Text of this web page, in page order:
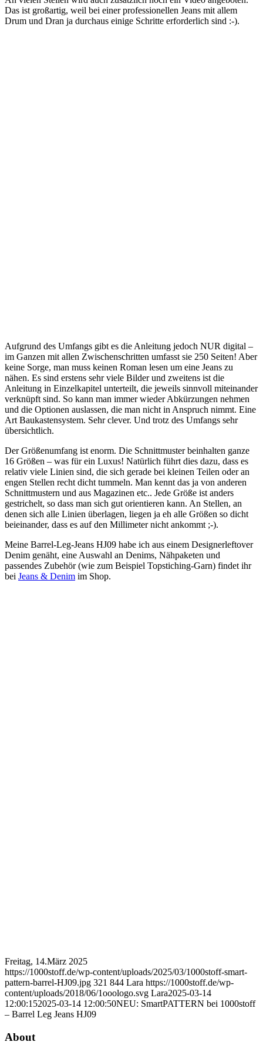
Das ist großartig, weil bei einer professionellen Jeans mit allem
Drum und Dran ja durchaus einige Schritte erforderlich sind :-).
Aufgrund des Umfangs gibt es die Anleitung jedoch NUR digital –
im Ganzen mit allen Zwischenschritten umfasst sie 250 Seiten! Aber
keine Sorge, man muss keinen Roman lesen um eine Jeans zu
nähen. Es sind erstens sehr viele Bilder und zweitens ist die
Anleitung in Einzelkapitel unterteilt, die jeweils sinnvoll miteinander
verknüpft sind. So kann man immer wieder Abkürzungen nehmen
und die Optionen auslassen, die man nicht in Anspruch nimmt. Eine
Art Baukastensystem. Sehr clever. Und trotz des Umfangs sehr
übersichtlich.
Der Größenumfang ist enorm. Die Schnittmuster beinhalten ganze
16 Größen – was für ein Luxus! Natürlich führt dies dazu, dass es
relativ viele Linien sind, die sich gerade bei kleinen Teilen oder an
engen Stellen recht dicht tummeln. Man kennt das ja von anderen
Schnittmustern und aus Magazinen etc.. Jede Größe ist anders
gestrichelt, so dass man sich gut orientieren kann. An Stellen, an
denen sich alle Linien überlagen, liegen ja eh alle Größen so dicht
beieinander, dass es auf den Millimeter nicht ankommt ;-).
Meine Barrel-Leg-Jeans HJ09 habe ich aus einem Designerleftover
Denim genäht, eine Auswahl an Denims, Nähpaketen und
passendes Zubehör (wie zum Beispiel Topstiching-Garn) findet ihr
bei Jeans & Denim im Shop.
Freitag, 14.März 2025
https://1000stoff.de/wp-content/uploads/2025/03/1000stoff-smart-
pattern-barrel-HJ09.jpg 321 844 Lara https://1000stoff.de/wp-
content/uploads/2018/06/1ooologo.svg Lara2025-03-14
12:00:152025-03-14 12:00:50NEU: SmartPATTERN bei 1000stoff
– Barrel Leg Jeans HJ09
About